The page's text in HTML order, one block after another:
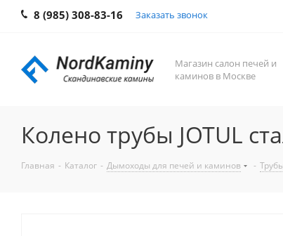
8 (985) 308-83-16 Заказать звонок
Магазин салон печей и
каминов в Москве
Колено трубы JOTUL
Главная - Каталог - Дымоходы для печей и каминов -